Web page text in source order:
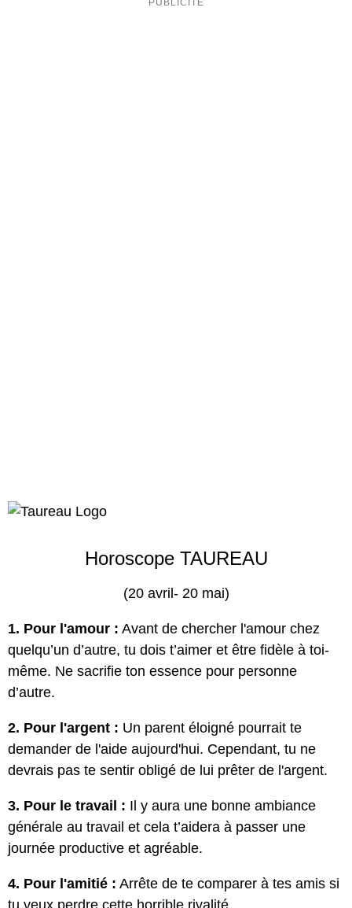
Horoscope TAUREAU
(20 avril- 20 mai)
1. Pour l'amour : Avant de chercher l'amour chez
quelqu’un d’autre, tu dois t’aimer et être fidèle à toi-
même. Ne sacrifie ton essence pour personne
d’autre.
2. Pour l'argent : Un parent éloigné pourrait te
demander de l'aide aujourd'hui. Cependant, tu ne
devrais pas te sentir obligé de lui prêter de l'argent.
3. Pour le travail : Il y aura une bonne ambiance
générale au travail et cela t’aidera à passer une
journée productive et agréable.
4. Pour l'amitié : Arrête de te comparer à tes amis si